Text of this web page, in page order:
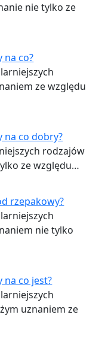
nie tylko ze
na co?
ze względu
na co dobry?
rodzajów
ze względu…
rzepakowy?
nie tylko
na co jest?
uznaniem ze